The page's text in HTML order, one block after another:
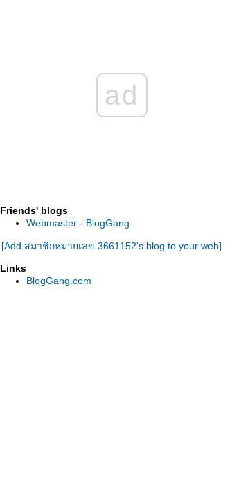
เดินซื้อของ "ตลาดนัด" ชิคาโก สหรัฐอเมริกา
ขึ้นรถไฟไป "สนามบินมิดเวย์" ชิคาโก
เท่าไร?
เทศกาลไฟประดับต้นคริสต์มาส ชิคาโก อเมริกา
Public Aid เเจกเสื้อกันหนาวฟรี ที่ชิคาโก
เดินดูใบไม้เปลี่ยนสี รอบๆบ้าน ชิคาโก
ad
Friends' blogs
Webmaster - BlogGang
[Add สมาชิกหมายเลข 3661152's blog to your web]
Links
BlogGang.com